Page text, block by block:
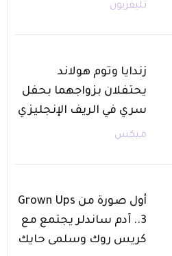
تليفزيون
زندايا وتوم هولاند
يحتفلان بزواجهما بحفل
سري في الريف الإنجليزي
ميكس
أول صورة من Grown Ups
3.. آدم ساندلر يجتمع مع
كريس روك وسلمى حايك